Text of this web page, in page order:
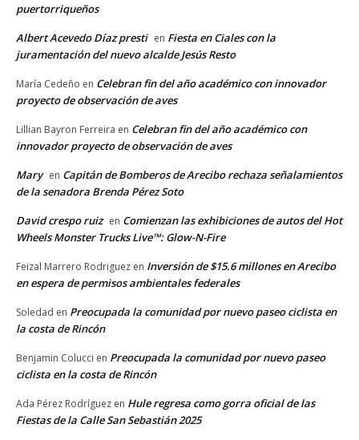
puertorriqueños
Albert Acevedo Díaz presti en Fiesta en Ciales con la
juramentación del nuevo alcalde Jesús Resto
María Cedeño en Celebran fin del año académico con innovador
proyecto de observación de aves
Lillian Bayron Ferreira en Celebran fin del año académico con
innovador proyecto de observación de aves
Mary en Capitán de Bomberos de Arecibo rechaza señalamientos
de la senadora Brenda Pérez Soto
David crespo ruiz en Comienzan las exhibiciones de autos del Hot
Wheels Monster Trucks Live™: Glow-N-Fire
Feizal Marrero Rodriguez en Inversión de $15.6 millones en Arecibo
en espera de permisos ambientales federales
Soledad en Preocupada la comunidad por nuevo paseo ciclista en
la costa de Rincón
Benjamin Colucci en Preocupada la comunidad por nuevo paseo
ciclista en la costa de Rincón
Ada Pérez Rodríguez en Hule regresa como gorra oficial de las
Fiestas de la Calle San Sebastián 2025